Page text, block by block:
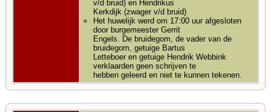
v/d bruid) en Hendrikus
Kerkdijk (zwager v/d bruid)
Het huwelijk werd om 17:00 uur afgesloten
door burgemeester Gerrit
Engels. De bruidegom, de vader van de
bruidegom, getuige Bartus
Letteboer en getuige Hendrik Webbink
verklaarden geen schrijven te
hebben geleerd en niet te kunnen tekenen.